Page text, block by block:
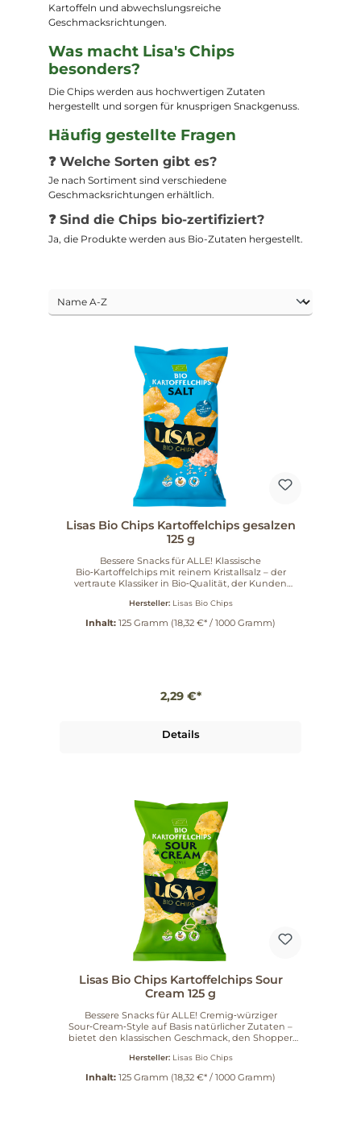
Kartoffeln und abwechslungsreiche
Geschmacksrichtungen.
Was macht Lisa's Chips
besonders?
Die Chips werden aus hochwertigen Zutaten
hergestellt und sorgen für knusprigen Snackgenuss.
Häufig gestellte Fragen
❓ Welche Sorten gibt es?
Je nach Sortiment sind verschiedene
Geschmacksrichtungen erhältlich.
❓ Sind die Chips bio-zertifiziert?
Ja, die Produkte werden aus Bio-Zutaten hergestellt.
Lisas Bio Chips Kartoffelchips gesalzen
125 g
Bessere Snacks für ALLE! Klassische
Bio‑Kartoffelchips mit reinem Kristallsalz – der
vertraute Klassiker in Bio‑Qualität, der Kunden
überzeugt. Wir verarbeiten in unserer neuen
Produktion in Leutkirch im Allgäu überwiegend
Kartoffeln von Lieferanten aus der näheren
Influencern, Reines Kristallsalz für authentischen
Geschmack!
Hersteller: Lisas Bio Chips
Inhalt: 125 Gramm (18,32 €* / 1000 Gramm)
2,29 €*
Details
Lisas Bio Chips Kartoffelchips Sour
Cream 125 g
Bessere Snacks für ALLE! Cremig‑würziger
Sour‑Cream‑Style auf Basis natürlicher Zutaten –
bietet den klassischen Geschmack, den Shopper
neuen Produktion in Leutkirch im Allgäu
überwiegend Kartoffeln von Lieferanten aus der
näheren Umgebung und diese ausschließlich in
Hersteller: Lisas Bio Chips
Inhalt: 125 Gramm (18,32 €* / 1000 Gramm)